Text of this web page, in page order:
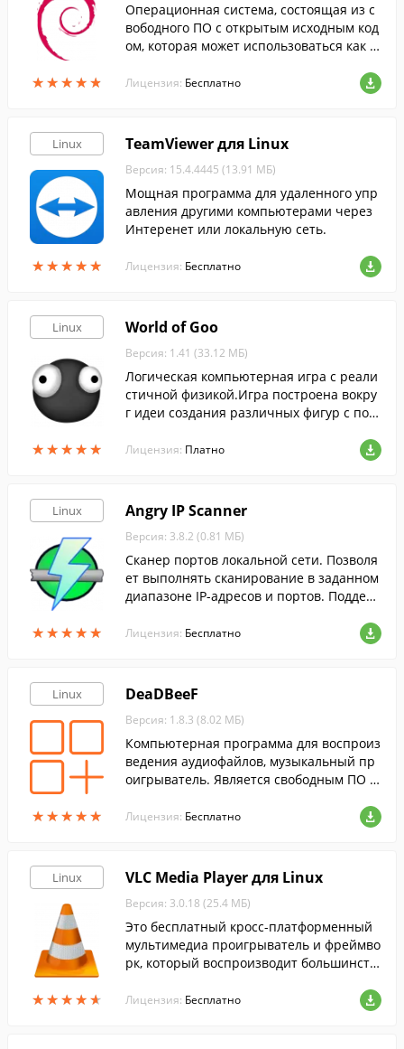
★★★★★
★★★★★
Операционная система, состоящая из с
вободного ПО с открытым исходным код
ом, которая может использоваться как в
рверов, так и для рабочих станций.
Лицензия: Бесплатно
Linux
★★★★★
★★★★★
TeamViewer для Linux
Версия: 15.4.4445 (13.91 МБ)
Мощная программа для удаленного упр
авления другими компьютерами через
Интеренет или локальную сеть.
Лицензия: Бесплатно
Linux
★★★★★
★★★★★
World of Goo
Версия: 1.41 (33.12 МБ)
Логическая компьютерная игра с реали
стичной физикой.Игра построена вокру
г идеи создания различных фигур с пом
Лицензия: Платно
Linux
★★★★★
★★★★★
Angry IP Scanner
Версия: 3.8.2 (0.81 МБ)
Сканер портов локальной сети. Позволя
ет выполнять сканирование в заданном
диапазоне IP-адресов и портов. Поддер
Лицензия: Бесплатно
Linux
★★★★★
★★★★★
DeaDBeeF
Версия: 1.8.3 (8.02 МБ)
Компьютерная программа для воспроиз
ведения аудиофайлов, музыкальный пр
оигрыватель. Является свободным ПО и
Лицензия: Бесплатно
Linux
★★★★★
★★★★★
VLC Media Player для Linux
Версия: 3.0.18 (25.4 МБ)
Это бесплатный кросс-платформенный
мультимедиа проигрыватель и фреймво
рк, который воспроизводит большинств
Audio CD, VCD и т.д.
Лицензия: Бесплатно